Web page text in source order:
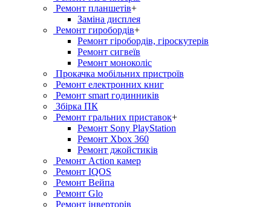
Ремонт планшетів+
Заміна дисплея
Ремонт гиробордiв+
Ремонт гіробордів, гіроскутерів
Ремонт сигвеїв
Ремонт моноколіс
Прокачка мобільних пристроїв
Ремонт електронних книг
Ремонт smart годинників
Збірка ПК
Ремонт гральних приставок+
Ремонт Sony PlayStation
Ремонт Xbox 360
Ремонт джойстиків
Ремонт Action камер
Ремонт IQOS
Ремонт Вейпа
Ремонт Glo
Ремонт інверторів